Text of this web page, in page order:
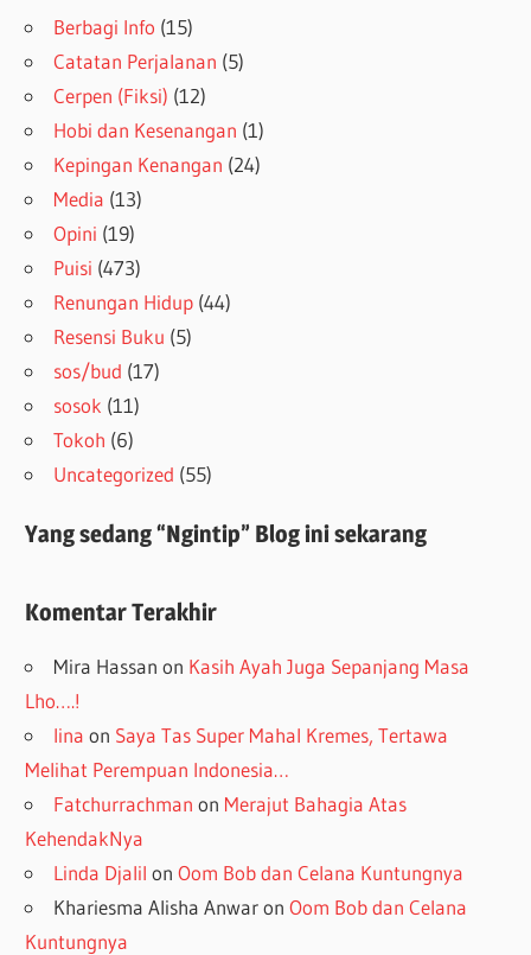
Berbagi Info (15)
Catatan Perjalanan (5)
Cerpen (Fiksi) (12)
Hobi dan Kesenangan (1)
Kepingan Kenangan (24)
Media (13)
Opini (19)
Puisi (473)
Renungan Hidup (44)
Resensi Buku (5)
sos/bud (17)
sosok (11)
Tokoh (6)
Uncategorized (55)
Yang sedang “Ngintip” Blog ini sekarang
Komentar Terakhir
Mira Hassan on Kasih Ayah Juga Sepanjang Masa
Lho….!
lina on Saya Tas Super Mahal Kremes, Tertawa
Melihat Perempuan Indonesia…
Fatchurrachman on Merajut Bahagia Atas
KehendakNya
Linda Djalil onOom Bob dan Celana Kuntungnya
Khariesma Alisha AnwaronOom Bob dan Celana
Kuntungnya